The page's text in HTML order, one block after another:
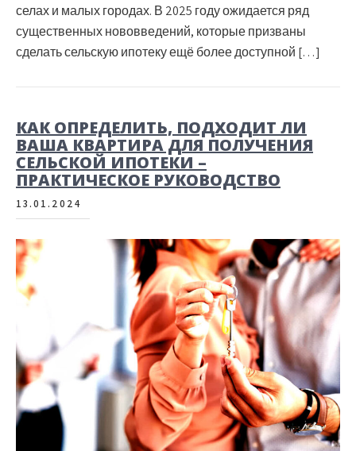
селах и малых городах. В 2025 году ожидается ряд
существенных нововведений, которые призваны
сделать сельскую ипотеку ещё более доступной […]
КАК ОПРЕДЕЛИТЬ, ПОДХОДИТ ЛИ
ВАША КВАРТИРА ДЛЯ ПОЛУЧЕНИЯ
СЕЛЬСКОЙ ИПОТЕКИ –
ПРАКТИЧЕСКОЕ РУКОВОДСТВО
13.01.2024